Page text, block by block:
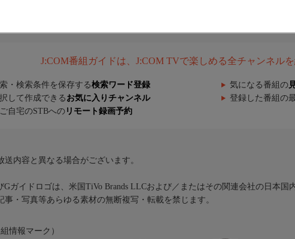
J:COM番組ガイドは、J:COM TVで楽しめる全チャンネル
・検索条件を保存する検索ワード登録 気になる番組の
して作成できる お気に入りチャンネル 登録した番組の
自宅のSTBへの リモート録画予約
内容と異なる場合がございます。
ガイドロゴは、米国TiVo Brands LLCおよび／またはその関連会社の日本国
・写真等あらゆる素材の無断複写・転載を禁じます。
情報マーク）